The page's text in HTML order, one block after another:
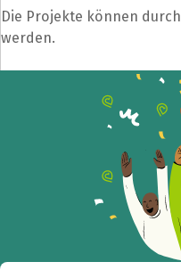
Die Projekte können
werden.
Teile
Hilf mit